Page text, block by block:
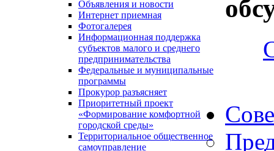
Объявления и новости
Интернет приемная
Фотогалерея
Информационная поддержка
субъектов малого и среднего
предпринимательства
Федеральные и муниципальные
программы
Прокурор разъясняет
Приоритетный проект
«Формирование комфортной
городской среды»
Территориальное общественное
самоуправление